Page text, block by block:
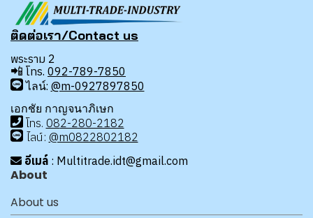
ติดต่อเรา/Contact us
พระราม 2
📲 โทร. 092-789-7850
ไลน์: @m-0927897850
เอกชัย กาญจนาภิเษก
โทร. 082-280-2182
ไลน์: @m0822802182
อีเมล์ : Multitrade.idt@gmail.com
About
About us